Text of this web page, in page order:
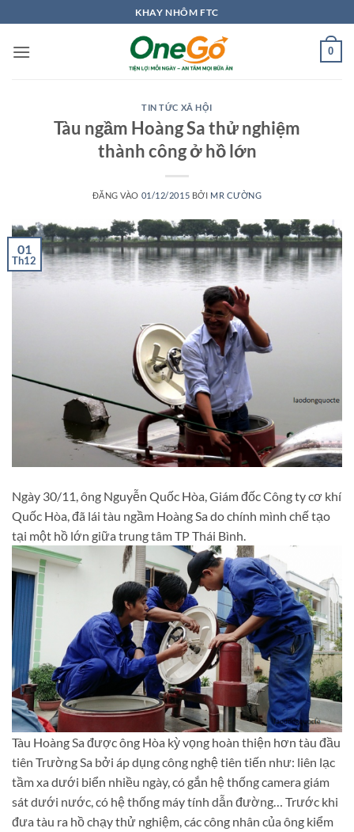
qua
nội
KHAY NHÔM FTC
0
TIN TỨC XÃ HỘI
Tàu ngầm Hoàng Sa thử nghiệm
thành công ở hồ lớn
ĐĂNG VÀO 01/12/2015 BỞI MR CƯỜNG
01
Th12
Ngày 30/11, ông Nguyễn Quốc Hòa, Giám đốc Công ty cơ khí
Quốc Hòa, đã lái tàu ngầm Hoàng Sa do chính mình chế tạo
tại một hồ lớn giữa trung tâm TP Thái Bình.
Tàu Hoàng Sa được ông Hòa kỳ vọng hoàn thiện hơn tàu đầu
tiên Trường Sa bởi áp dụng công nghệ tiên tiến như: liên lạc
tầm xa dưới biển nhiều ngày, có gắn hệ thống camera giám
sát dưới nước, có hệ thống máy tính dẫn đường… Trước khi
đưa tàu ra hồ chạy thử nghiệm, các công nhân của ông kiểm